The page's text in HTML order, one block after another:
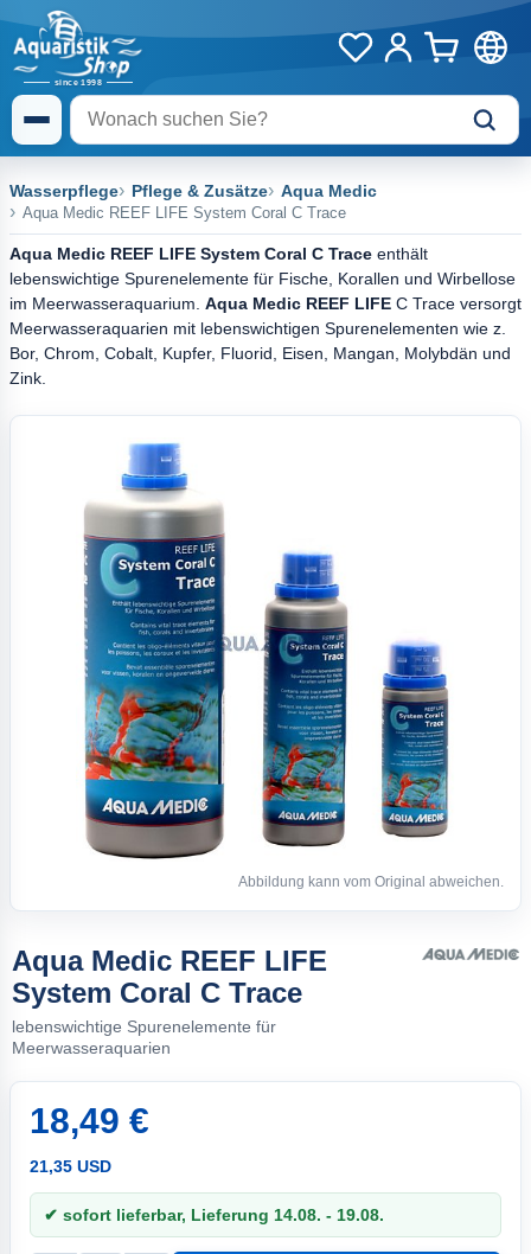
Wasserpflege Pflege & Zusätze Aqua Medic
Aqua Medic REEF LIFE System Coral C Trace
Aqua Medic REEF LIFE System Coral C Trace enthält
lebenswichtige Spurenelemente für Fische, Korallen und Wirbellose
im Meerwasseraquarium. Aqua Medic REEF LIFE C Trace versorgt
Meerwasseraquarien mit lebenswichtigen Spurenelementen wie z.
Bor, Chrom, Cobalt, Kupfer, Fluorid, Eisen, Mangan, Molybdän und
Zink.
Abbildung kann vom Original abweichen.
Aqua Medic REEF LIFE
System Coral C Trace
lebenswichtige Spurenelemente für
Meerwasseraquarien
18,49 €
21,35 USD
✔ sofort lieferbar, Lieferung 14.08. - 19.08.